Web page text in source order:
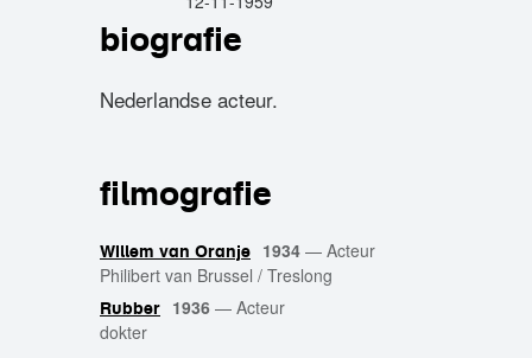
biografie
Nederlandse acteur.
filmografie
Willem van Oranje 1934 — Acteur
Philibert van Brussel / Treslong
Rubber 1936 — Acteur
dokter